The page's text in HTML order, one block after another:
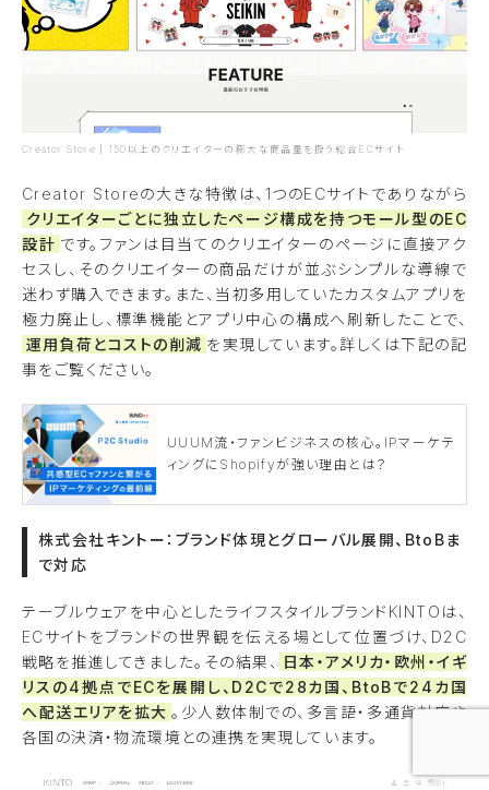
Creator Store｜150以上のクリエイターの膨大な商品量を扱う総合ECサイト
Creator Storeの大きな特徴は、1つのECサイトでありながら
クリエイターごとに独立したページ構成を持つモール型のEC
設計 です。ファンは目当てのクリエイターのページに直接アク
セスし、そのクリエイターの商品だけが並ぶシンプルな導線で
迷わず購入できます。また、当初多用していたカスタムアプリを
極力廃止し、標準機能とアプリ中心の構成へ刷新したことで、
運用負荷とコストの削減 を実現しています。詳しくは下記の記
事をご覧ください。
UUUM流・ファンビジネスの核心。IPマーケテ
ィングにShopifyが強い理由とは？
株式会社キントー：ブランド体現とグローバル展開、BtoBま
で対応
テーブルウェアを中心としたライフスタイルブランドKINTOは、
ECサイトをブランドの世界観を伝える場として位置づけ、D2C
戦略を推進してきました。その結果、 日本・アメリカ・欧州・イギ
リスの4拠点でECを展開し、D2Cで28カ国、BtoBで24カ国
へ配送エリアを拡大 。少人数体制での、多言語・多通貨対応や
各国の決済・物流環境との連携を実現しています。